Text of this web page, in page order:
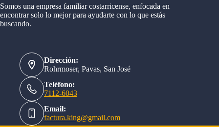
Somos una empresa familiar costarricense, enfocada en
encontrar solo lo mejor para ayudarte con lo que estás
buscando.
Dirección:
Rohrmoser, Pavas, San José
Teléfono:
7112-6043
Email:
factura.king@gmail.com